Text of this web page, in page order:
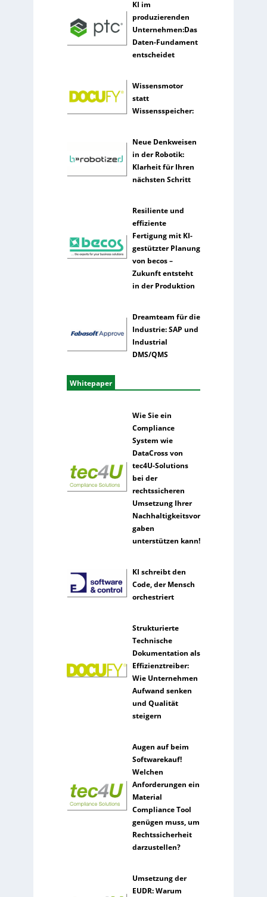
g
e
n
KI im
produzierenden
Unternehmen:Das
Daten-Fundament
entscheidet
Wissensmotor
statt
Wissensspeicher:
Neue Denkweisen
in der Robotik:
Klarheit für Ihren
nächsten Schritt
Resiliente und
effiziente
Fertigung mit KI-
gestützter Planung
von becos –
Zukunft entsteht
in der Produktion
Dreamteam für die
Industrie: SAP und
Industrial
DMS/QMS
Whitepaper
Wie Sie ein
Compliance
System wie
DataCross von
tec4U-Solutions
bei der
rechtssicheren
Umsetzung Ihrer
Nachhaltigkeitsvor
gaben
unterstützen kann!
KI schreibt den
Code, der Mensch
orchestriert
Strukturierte
Technische
Dokumentation als
Effizienztreiber:
Wie Unternehmen
Aufwand senken
und Qualität
steigern
Augen auf beim
Softwarekauf!
Welchen
Anforderungen ein
Material
Compliance Tool
genügen muss, um
Rechtssicherheit
darzustellen?
Umsetzung der
EUDR: Warum